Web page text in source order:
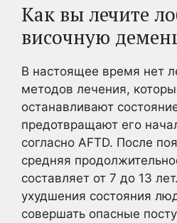
Как вы лечите
височную
В настоящее время нет
методов лечения,
останавливают
предотвращают его
согласно AFTD. После
средняя
составляет от 7 до 13
ухудшения состояния
совершать опасные